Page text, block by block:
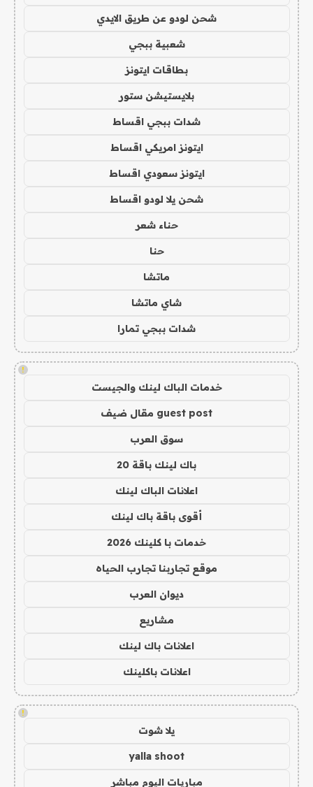
شحن لودو عن طريق الايدي
شعبية ببجي
بطاقات ايتونز
بلايستيشن ستور
شدات ببجي اقساط
ايتونز امريكي اقساط
ايتونز سعودي اقساط
شحن يلا لودو اقساط
حناء شعر
حنا
ماتشا
شاي ماتشا
شدات ببجي تمارا
!
خدمات الباك لينك والجيست
guest post مقال ضيف
سوق العرب
باك لينك باقة 20
اعلانات الباك لينك
أقوى باقة باك لينك
خدمات با كلينك 2026
موقع تجاربنا تجارب الحياه
ديوان العرب
مشاريع
اعلانات باك لينك
اعلانات باكلينك
!
يلا شوت
yalla shoot
مباريات اليوم مباشر